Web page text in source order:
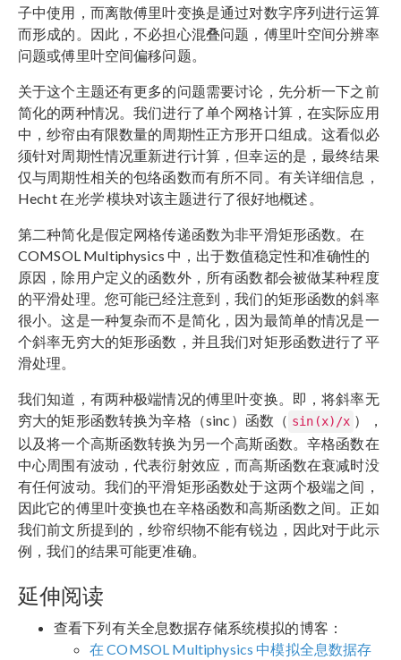
子中使用，而离散傅里叶变换是通过对数字序列进行运算
而形成的。因此，不必担心混叠问题，傅里叶空间分辨率
问题或傅里叶空间偏移问题。
关于这个主题还有更多的问题需要讨论，先分析一下之前
简化的两种情况。我们进行了单个网格计算，在实际应用
中，纱帘由有限数量的周期性正方形开口组成。这看似必
须针对周期性情况重新进行计算，但幸运的是，最终结果
仅与周期性相关的包络函数而有所不同。有关详细信息，
Hecht 在光学模块对该主题进行了很好地概述。
第二种简化是假定网格传递函数为非平滑矩形函数。在
COMSOL Multiphysics 中，出于数值稳定性和准确性的
原因，除用户定义的函数外，所有函数都会被做某种程度
的平滑处理。您可能已经注意到，我们的矩形函数的斜率
很小。这是一种复杂而不是简化，因为最简单的情况是一
个斜率无穷大的矩形函数，并且我们对矩形函数进行了平
滑处理。
我们知道，有两种极端情况的傅里叶变换。即，将斜率无
穷大的矩形函数转换为辛格（sinc）函数（ sin(x)/x ），
以及将一个高斯函数转换为另一个高斯函数。辛格函数在
中心周围有波动，代表衍射效应，而高斯函数在衰减时没
有任何波动。我们的平滑矩形函数处于这两个极端之间，
因此它的傅里叶变换也在辛格函数和高斯函数之间。正如
我们前文所提到的，纱帘织物不能有锐边，因此对于此示
例，我们的结果可能更准确。
延伸阅读
查看下列有关全息数据存储系统模拟的博客：
在 COMSOL Multiphysics 中模拟全息数据存